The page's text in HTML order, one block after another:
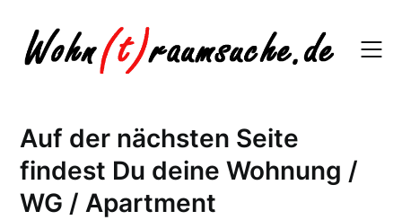
content
Auf der nächsten Seite
findest Du deine Wohnung /
WG / Apartment